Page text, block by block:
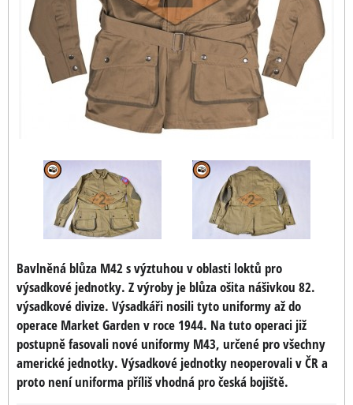
Bavlněná blůza M42 s výztuhou v oblasti loktů pro
výsadkové jednotky. Z výroby je blůza ošita nášivkou 82.
výsadkové divize. Výsadkáři nosili tyto uniformy až do
operace Market Garden v roce 1944. Na tuto operaci již
postupně fasovali nové uniformy M43, určené pro všechny
americké jednotky. Výsadkové jednotky neoperovali v ČR a
proto není uniforma příliš vhodná pro česká bojiště.